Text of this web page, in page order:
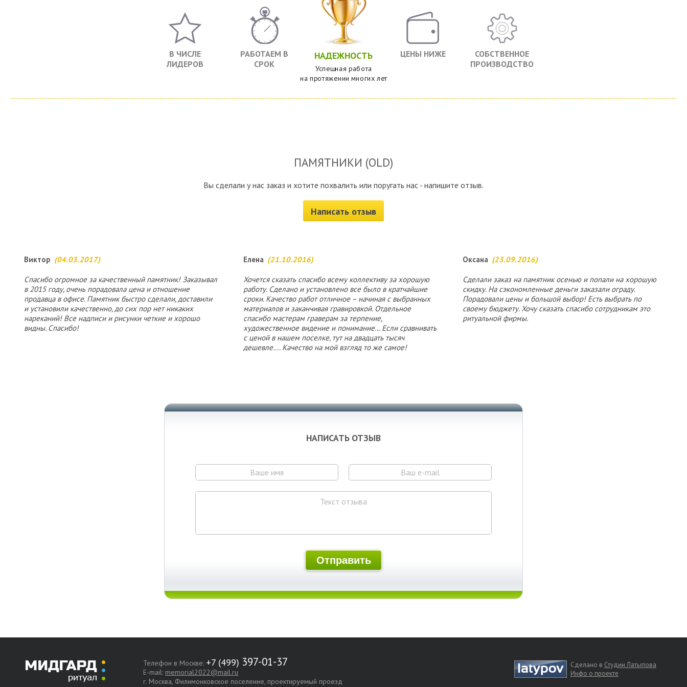
В ЧИСЛЕ
ЛИДЕРОВ
РАБОТАЕМ В
СРОК
НАДЕЖНОСТЬ
Успешная работа
на протяжении многих лет
ЦЕНЫ НИЖЕ
СОБСТВЕННОЕ
ПРОИЗВОДСТВО
ПАМЯТНИКИ (OLD)
Вы сделали у нас заказ и хотите похвалить или поругать нас - напишите отзыв.
Написать отзыв
Виктор (04.03.2017)
Спасибо огромное за качественный памятник! Заказывал
в 2015 году, очень порадовала цена и отношение
продавца в офисе. Памятник быстро сделали, доставили
и установили качественно, до сих пор нет никаких
нареканий! Все надписи и рисунки четкие и хорошо
видны. Спасибо!
Елена (21.10.2016)
Хочется сказать спасибо всему коллективу за хорошую
работу. Сделано и установлено все было в кратчайшие
сроки. Качество работ отличное – начиная с выбранных
материалов и заканчивая гравировкой. Отдельное
спасибо мастерам граверам за терпение,
художественное видение и понимание… Если сравнивать
с ценой в нашем поселке, тут на двадцать тысяч
дешевле…. Качество на мой взгляд то же самое!
Оксана (23.09.2016)
Сделали заказ на памятник осенью и попали на хорошую
скидку. На сэкономленные деньги заказали ограду.
Порадовали цены и большой выбор! Есть выбрать по
своему бюджету. Хочу сказать спасибо сотрудникам это
ритуальной фирмы.
НАПИСАТЬ ОТЗЫВ
Телефон в Москве: 397-01-37
E-mail: memorial2022@mail.ru
г. Москва, Филимонковское поселение, проектируемый проезд
Сделано в Студии Латыпова
Инфо о проекте